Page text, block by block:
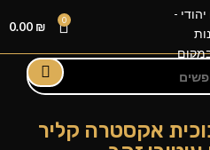
0
0.00 ₪
אקסטרה קליר